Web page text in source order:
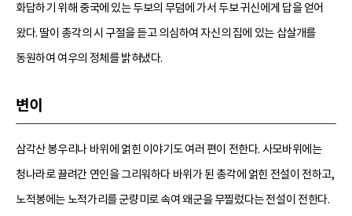
화답하기 위해 중국에 있는 두보의 무덤에 가서 두보 귀신에게 답을 얻어
왔다. 딸이 총각의 시 구절을 듣고 의심하여 자신의 집에 있는 삽살개를
동원하여 여우의 정체를 밝혀냈다.
변이
삼각산 봉우리나 바위에 얽힌 이야기도 여러 편이 전한다. 사모바위에는
청나라로 끌려간 연인을 그리워하다 바위가 된 총각에 얽힌 전설이 전하고,
노적봉에는 노적가리를 군량미로 속여 왜군을 무찔렀다는 전설이 전한다.